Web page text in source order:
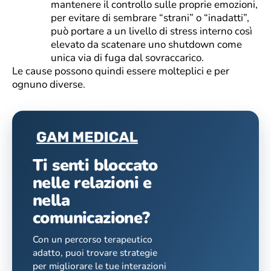
mantenere il controllo sulle proprie emozioni,
per evitare di sembrare “strani” o “inadatti”,
può portare a un livello di stress interno così
elevato da scatenare uno shutdown come
unica via di fuga dal sovraccarico.
Le cause possono quindi essere molteplici e per
ognuno diverse.
Ti senti bloccato
nelle relazioni e
nella
comunicazione?
Con un percorso terapeutico
adatto, puoi trovare strategie
per migliorare le tue interazioni